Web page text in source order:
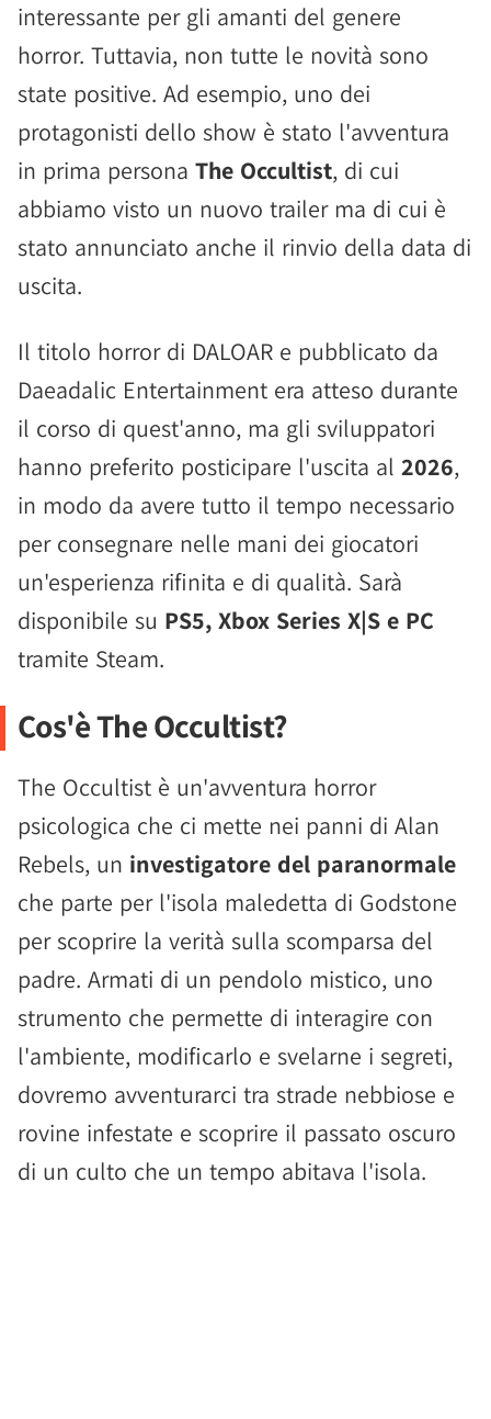
interessante per gli amanti del genere
horror. Tuttavia, non tutte le novità sono
state positive. Ad esempio, uno dei
protagonisti dello show è stato l'avventura
in prima persona The Occultist, di cui
abbiamo visto un nuovo trailer ma di cui è
stato annunciato anche il rinvio della data di
uscita.
Il titolo horror di DALOAR e pubblicato da
Daeadalic Entertainment era atteso durante
il corso di quest'anno, ma gli sviluppatori
hanno preferito posticipare l'uscita al 2026,
in modo da avere tutto il tempo necessario
per consegnare nelle mani dei giocatori
un'esperienza rifinita e di qualità. Sarà
disponibile su PS5, Xbox Series X|S e PC
tramite Steam.
Cos'è The Occultist?
The Occultist è un'avventura horror
psicologica che ci mette nei panni di Alan
Rebels, un investigatore del paranormale
che parte per l'isola maledetta di Godstone
per scoprire la verità sulla scomparsa del
padre. Armati di un pendolo mistico, uno
strumento che permette di interagire con
l'ambiente, modificarlo e svelarne i segreti,
dovremo avventurarci tra strade nebbiose e
rovine infestate e scoprire il passato oscuro
di un culto che un tempo abitava l'isola.